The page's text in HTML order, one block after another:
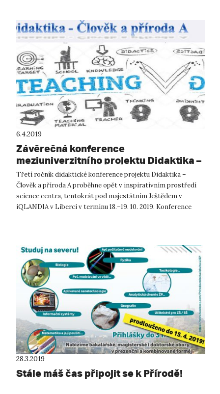
6.4.2019
Závěrečná konference
meziuniverzitního projektu Didaktika –
Člověk a příroda A
Třetí ročník didaktické konference projektu Didaktika –
Člověk a příroda A proběhne opět v inspirativním prostředí
science centra, tentokrát pod majestátním Ještědem v
iQLANDIA v Liberci v termínu 18.–19. 10. 2019. Konference
28.3.2019
Stále máš čas připojit se k Přírodě!